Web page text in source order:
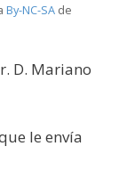
By-NC-SA de
D. Mariano
le envía